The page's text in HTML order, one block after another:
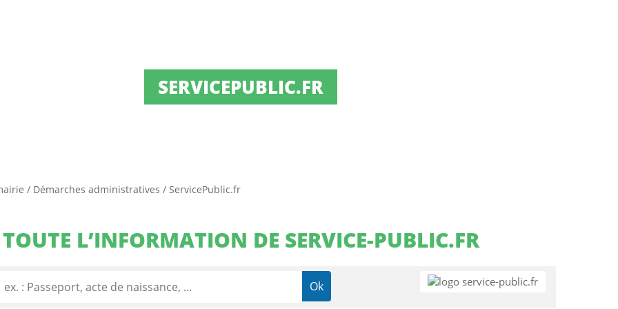
SERVICEPUBLIC.FR
/ Démarches administratives / ServicePublic.fr
TOUTE L’INFORMATION DE SERVICE-PUBLIC.FR